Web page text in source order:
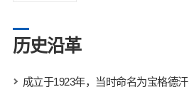
历史沿革
成立于1923年，当时命名为宝格德汗